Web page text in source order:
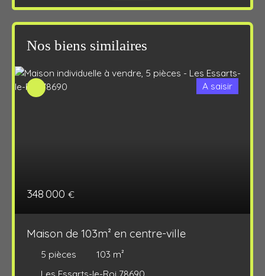
Nos biens similaires
348 000 €
A saisir
Maison de 103m² en centre-ville
5 pièces 103 m²
Les Essarts-le-Roi 78690